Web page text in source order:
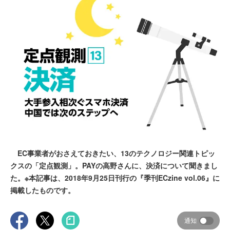
EC事業者がおさえておきたい、13のテクノロジー関連トピッ
クスの「定点観測」。PAYの高野さんに、決済について聞きまし
た。※本記事は、2018年9月25日刊行の『季刊ECzine vol.06』に
掲載したものです。
通知